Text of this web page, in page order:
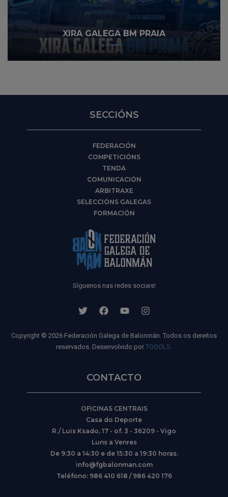
XIRA GALEGA BM PRAIA
SECCIÓNS
FEDERACIÓN
COMPETICIÓNS
TENDA
COMUNICACIÓN
ARBITRAXE
SELECCIÓNS GALEGAS
FORMACIÓN
Síguenos nas redes sociais!
Copyright © 2026 Federación Galega de Balonmán. Todos os dereitos
reservados. Desenvolvido por TOOOLS
CONTACTO
OFICINAS CENTRAIS
Casa do Deporte
R./ Luis Ksado, 17 - of. 3 - 36209 - Vigo
Luns a Venres
De 9:30 a 14:30 e de 15:30 a 19:30 horas.
info@fgbalonman.com
Teléfono: 986 410 618 / 986 420 176